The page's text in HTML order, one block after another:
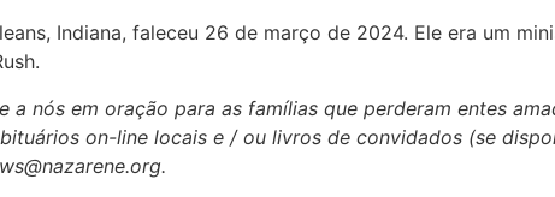
Indiana, faleceu 26 de março de 2024. Ele era um
a nós em oração para as famílias que perderam entes
on-line locais e / ou livros de convidados (se